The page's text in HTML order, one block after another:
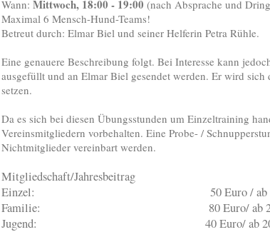
Wann:Mittwoch, 18:00 - 19:00 (nach Absprache und
Maximal 6 Mensch-Hund-Teams!
Betreut durch: Elmar Biel und seiner Helferin Petra Rühle.
Eine genauere Beschreibung folgt. Bei Interesse kann
ausgefüllt und an Elmar Biel gesendet werden. Er wird
setzen.
Da es sich bei diesen Übungsstunden um Einzeltraining
Vereinsmitgliedern vorbehalten. Eine Probe- /
Nichtmitglieder vereinbart werden.
Mitgliedschaft/Jahresbeitrag
Einzel: 50 Euro / ab 2027:
Familie: 80 Euro/ ab 2027:
Jugend: 40 Euro/ ab 2027: